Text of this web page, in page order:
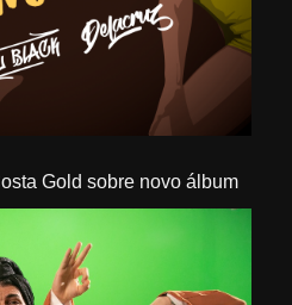
Gold sobre novo álbum